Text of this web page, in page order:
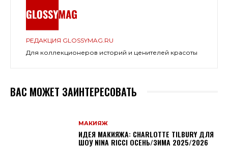
РЕДАКЦИЯ GLOSSYMAG.RU
Для коллекционеров историй и ценителей красоты
ВАС МОЖЕТ ЗАИНТЕРЕСОВАТЬ
МАКИЯЖ
ИДЕЯ МАКИЯЖА: CHARLOTTE TILBURY ДЛЯ
ШОУ NINA RICCI ОСЕНЬ/ЗИМА 2025/2026